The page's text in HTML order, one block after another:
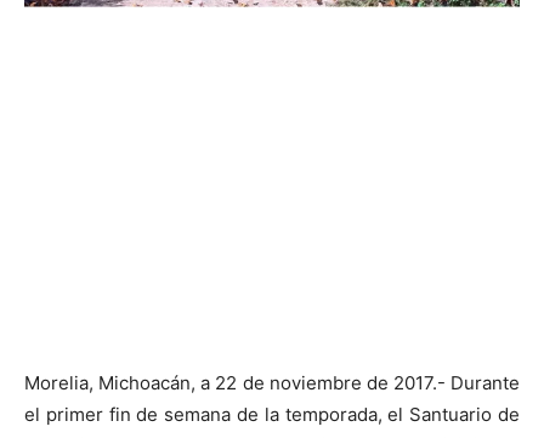
Morelia, Michoacán, a 22 de noviembre de 2017.- Durante
el primer fin de semana de la temporada, el Santuario de